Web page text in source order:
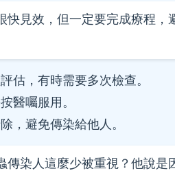
快見效，但一定要完成療程，
估，有時需要多次檢查。
醫囑服用。
，避免傳染給他人。
傳染人這麼少被重視？他說